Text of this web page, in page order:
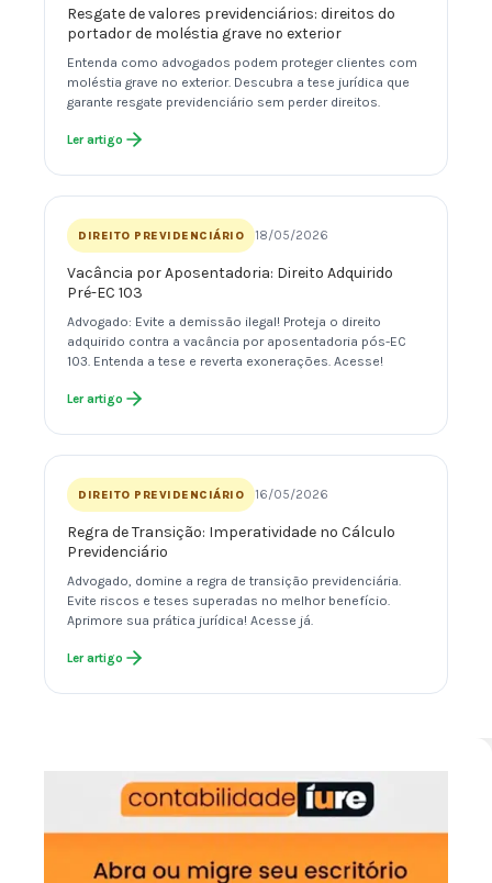
Resgate de valores previdenciários: direitos do
portador de moléstia grave no exterior
Entenda como advogados podem proteger clientes com
moléstia grave no exterior. Descubra a tese jurídica que
garante resgate previdenciário sem perder direitos.
Ler artigo
DIREITO PREVIDENCIÁRIO 18/05/2026
Vacância por Aposentadoria: Direito Adquirido
Pré-EC 103
Advogado: Evite a demissão ilegal! Proteja o direito
adquirido contra a vacância por aposentadoria pós-EC
103. Entenda a tese e reverta exonerações. Acesse!
Ler artigo
DIREITO PREVIDENCIÁRIO 16/05/2026
Regra de Transição: Imperatividade no Cálculo
Previdenciário
Advogado, domine a regra de transição previdenciária.
Evite riscos e teses superadas no melhor benefício.
Aprimore sua prática jurídica! Acesse já.
Ler artigo